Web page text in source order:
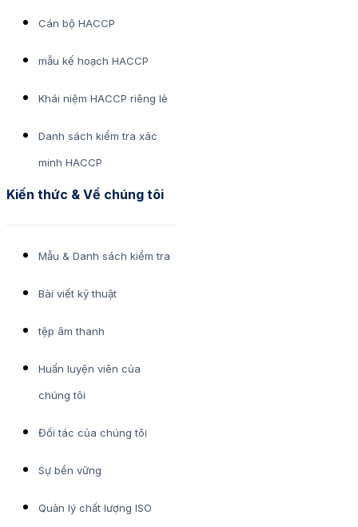
Cán bộ HACCP
mẫu kế hoạch HACCP
Khái niệm HACCP riêng lẻ
Danh sách kiểm tra xác
minh HACCP
Kiến thức & Về chúng tôi
Mẫu & Danh sách kiểm tra
Bài viết kỹ thuật
tệp âm thanh
Huấn luyện viên của
chúng tôi
Đối tác của chúng tôi
Sự bền vững
Quản lý chất lượng ISO